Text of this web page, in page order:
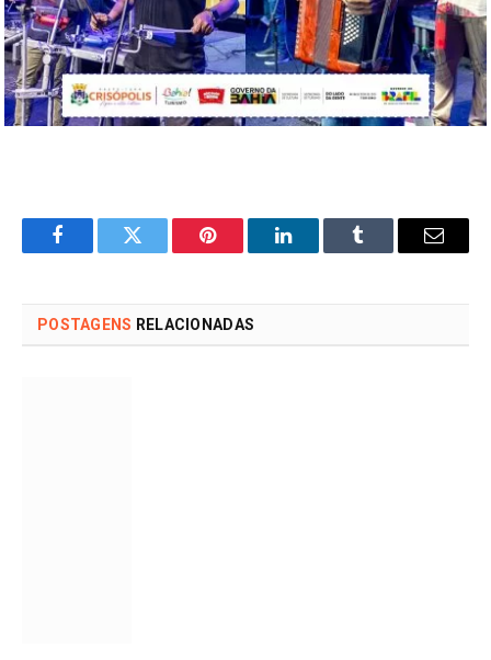
FacebookTwitter Pinterest LinkedInTumblr Email
POSTAGENS RELACIONADAS